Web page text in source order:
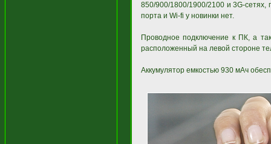
850/900/1800/1900/2100 и 3G-
порта и Wi-fi у новинки нет.
Проводное подключение к ПК, а
расположенный на левой стороне
Аккумулятор емкостью 930 мАч